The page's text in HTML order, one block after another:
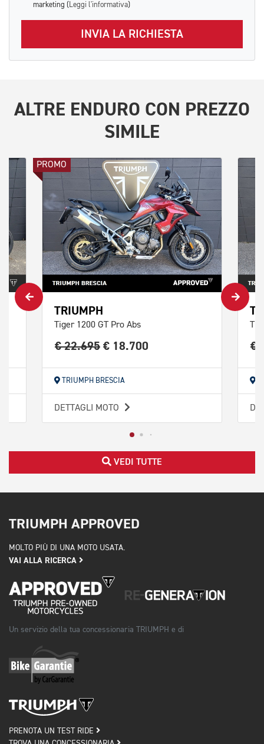
marketing ( Leggi l'informativa)
INVIA LA RICHIESTA
ALTRE ENDURO CON PREZZO
SIMILE
PROMO
TRIUMPH
Tiger 1200 GT Pro Abs
€ 22.695 € 18.700
TRIUMPH BRESCIA
DETTAGLI MOTO
€
VEDI TUTTE
TRIUMPH APPROVED
MOLTO PIÙ DI UNA MOTO USATA.
VAI ALLA RICERCA
Un servizio della tua concessionaria TRIUMPH e di
PRENOTA UN TEST RIDE